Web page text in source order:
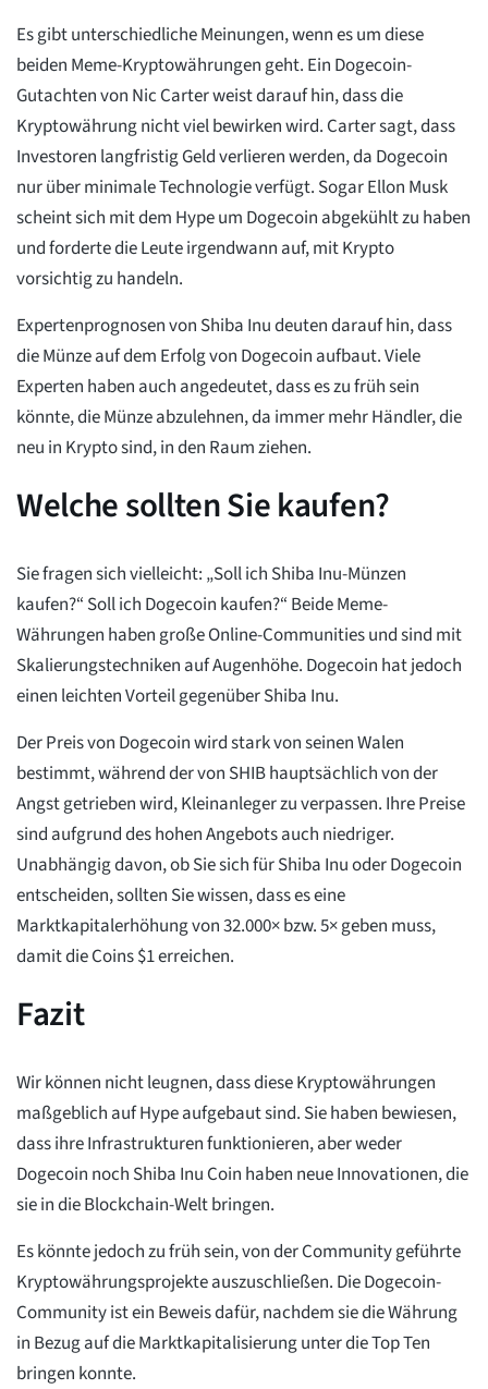
Es gibt unterschiedliche Meinungen, wenn es um diese
beiden Meme-Kryptowährungen geht. Ein Dogecoin-
Gutachten von Nic Carter weist darauf hin, dass die
Kryptowährung nicht viel bewirken wird. Carter sagt, dass
Investoren langfristig Geld verlieren werden, da Dogecoin
nur über minimale Technologie verfügt. Sogar Ellon Musk
scheint sich mit dem Hype um Dogecoin abgekühlt zu haben
und forderte die Leute irgendwann auf, mit Krypto
vorsichtig zu handeln.
Expertenprognosen von Shiba Inu deuten darauf hin, dass
die Münze auf dem Erfolg von Dogecoin aufbaut. Viele
Experten haben auch angedeutet, dass es zu früh sein
könnte, die Münze abzulehnen, da immer mehr Händler, die
neu in Krypto sind, in den Raum ziehen.
Welche sollten Sie kaufen?
Sie fragen sich vielleicht: „Soll ich Shiba Inu-Münzen
kaufen?“ Soll ich Dogecoin kaufen?“ Beide Meme-
Währungen haben große Online-Communities und sind mit
Skalierungstechniken auf Augenhöhe. Dogecoin hat jedoch
einen leichten Vorteil gegenüber Shiba Inu.
Der Preis von Dogecoin wird stark von seinen Walen
bestimmt, während der von SHIB hauptsächlich von der
Angst getrieben wird, Kleinanleger zu verpassen. Ihre Preise
sind aufgrund des hohen Angebots auch niedriger.
Unabhängig davon, ob Sie sich für Shiba Inu oder Dogecoin
entscheiden, sollten Sie wissen, dass es eine
Marktkapitalerhöhung von 32.000× bzw. 5× geben muss,
damit die Coins $1 erreichen.
Fazit
Wir können nicht leugnen, dass diese Kryptowährungen
maßgeblich auf Hype aufgebaut sind. Sie haben bewiesen,
dass ihre Infrastrukturen funktionieren, aber weder
Dogecoin noch Shiba Inu Coin haben neue Innovationen, die
sie in die Blockchain-Welt bringen.
Es könnte jedoch zu früh sein, von der Community geführte
Kryptowährungsprojekte auszuschließen. Die Dogecoin-
Community ist ein Beweis dafür, nachdem sie die Währung
in Bezug auf die Marktkapitalisierung unter die Top Ten
bringen konnte.